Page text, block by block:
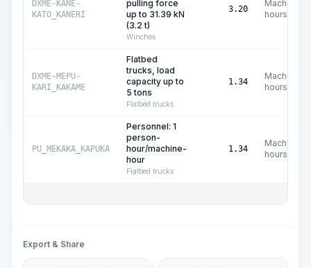
DXME-KANE-
KATO_KANERI
pulling force
up to 31.39 kN
(3.2 t)
Winches
3.20
Machine
hours
DXME-MEPU-
KARI_KAKAME
Flatbed
trucks, load
capacity up to
5 tons
Flatbed trucks
1.34
Machine
hours
PU_MEKAKA_KAPUKA
Personnel: 1
person-
hour/machine-
hour
Flatbed trucks
1.34
Machine
hours
Export & Share